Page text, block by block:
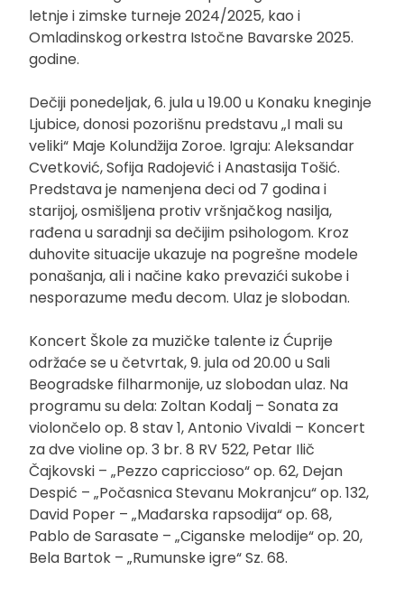
letnje i zimske turneje 2024/2025, kao i
Omladinskog orkestra Istočne Bavarske 2025.
godine.
Dečiji ponedeljak, 6. jula u 19.00 u Konaku kneginje
Ljubice, donosi pozorišnu predstavu „I mali su
veliki“ Maje Kolundžija Zoroe. Igraju: Aleksandar
Cvetković, Sofija Radojević i Anastasija Tošić.
Predstava je namenjena deci od 7 godina i
starijoj, osmišljena protiv vršnjačkog nasilja,
rađena u saradnji sa dečijim psihologom. Kroz
duhovite situacije ukazuje na pogrešne modele
ponašanja, ali i načine kako prevazići sukobe i
nesporazume među decom. Ulaz je slobodan.
Koncert Škole za muzičke talente iz Ćuprije
održaće se u četvrtak, 9. jula od 20.00 u Sali
Beogradske filharmonije, uz slobodan ulaz. Na
programu su dela: Zoltan Kodalj – Sonata za
violončelo op. 8 stav 1, Antonio Vivaldi – Koncert
za dve violine op. 3 br. 8 RV 522, Petar Ilič
Čajkovski – „Pezzo capriccioso“ op. 62, Dejan
Despić – „Počasnica Stevanu Mokranjcu“ op. 132,
David Poper – „Mađarska rapsodija“ op. 68,
Pablo de Sarasate – „Ciganske melodije“ op. 20,
Bela Bartok – „Rumunske igre“ Sz. 68.